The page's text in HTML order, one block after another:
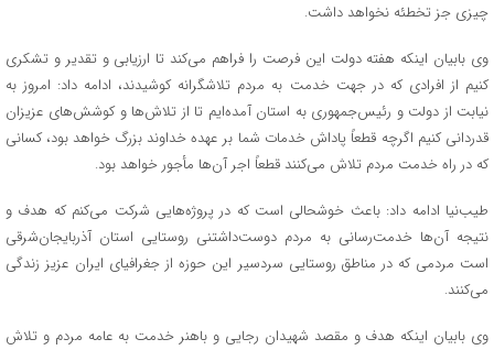
چیزی جز تخطئه نخواهد داشت.
وی بابیان اینکه هفته دولت این فرصت را فراهم می‌کند تا ارزیابی و تقدیر و تشکری
کنیم از افرادی که در جهت خدمت به مردم تلاشگرانه کوشیدند، ادامه داد: امروز به
نیابت از دولت و رئیس‌جمهوری به استان آمده‌ایم تا از تلاش‌ها و کوشش‌های عزیزان
قدردانی کنیم اگرچه قطعاً پاداش خدمات شما بر عهده خداوند بزرگ خواهد بود، کسانی
که در راه خدمت مردم تلاش می‌کنند قطعاً اجر آن‌ها مأجور خواهد بود.
طیب‌نیا ادامه داد: باعث خوشحالی است که در پروژه‌هایی شرکت می‌کنم که هدف و
نتیجه آن‌ها خدمت‌رسانی به مردم‌ دوست‌داشتنی روستایی استان آذربایجان‌شرقی
است مردمی که در مناطق روستایی سردسیر این حوزه از جغرافیای ایران عزیز زندگی
می‌کنند.
وی بابیان اینکه هدف و مقصد شهیدان رجایی و باهنر خدمت به عامه مردم و تلاش